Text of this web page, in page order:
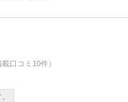
口コミ10件）